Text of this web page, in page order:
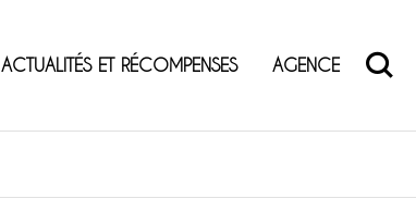
ACTUALITÉS ET RÉCOMPENSES AGENCE